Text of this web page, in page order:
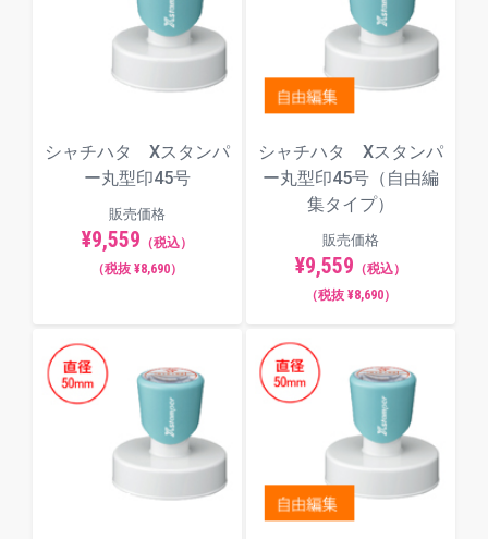
シャチハタ Xスタンパ
ー丸型印45号
販売価格
¥9,559 （税込）
（税抜 ¥8,690）
シャチハタ Xスタンパ
ー丸型印45号（自由編
集タイプ）
販売価格
¥9,559 （税込）
（税抜 ¥8,690）